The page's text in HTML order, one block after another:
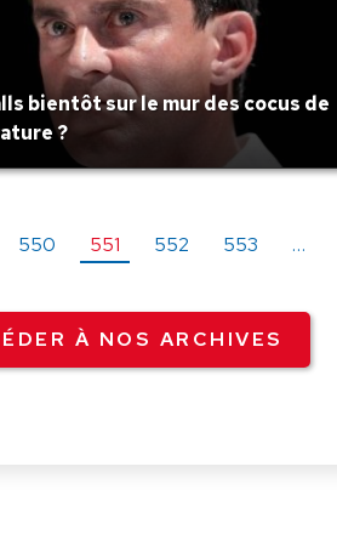
bientôt sur le mur des cocus de
?
550 551 552 553 …
À NOS ARCHIVES